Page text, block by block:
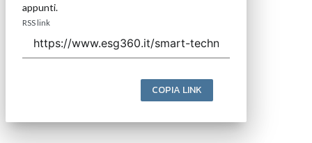
appunti.
RSS link
COPIA LINK